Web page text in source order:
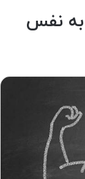
نفس